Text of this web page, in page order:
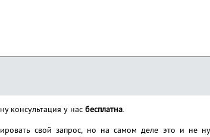
консультация у нас бесплатна.
свой запрос, но на самом деле это и не